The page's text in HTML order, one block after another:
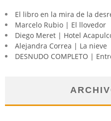
El libro en la mira de la
Marcelo Rubio | El llovedor
Diego Meret | Hotel
Alejandra Correa | La nieve
DESNUDO COMPLETO |